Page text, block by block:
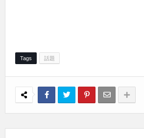
Tags 話題